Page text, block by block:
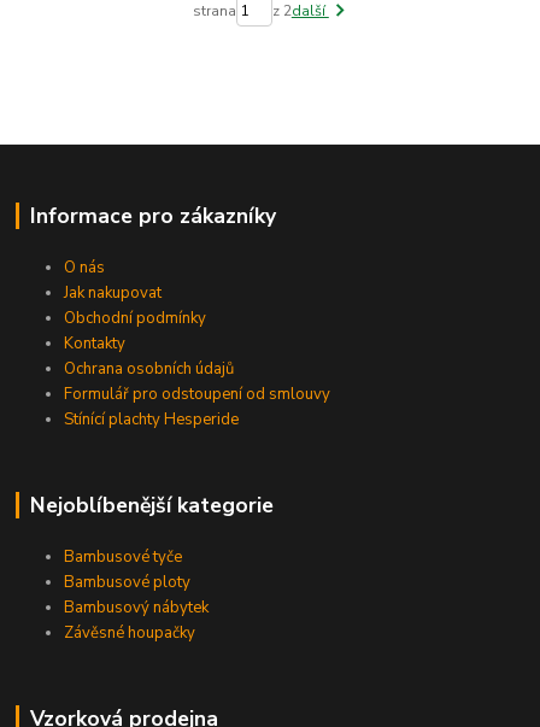
strana z 2další
Informace pro zákazníky
O nás
Jak nakupovat
Obchodní podmínky
Kontakty
Ochrana osobních údajů
Formulář pro odstoupení od smlouvy
Stínící plachty Hesperide
Nejoblíbenější kategorie
Bambusové tyče
Bambusové ploty
Bambusový nábytek
Závěsné houpačky
Vzorková prodejna